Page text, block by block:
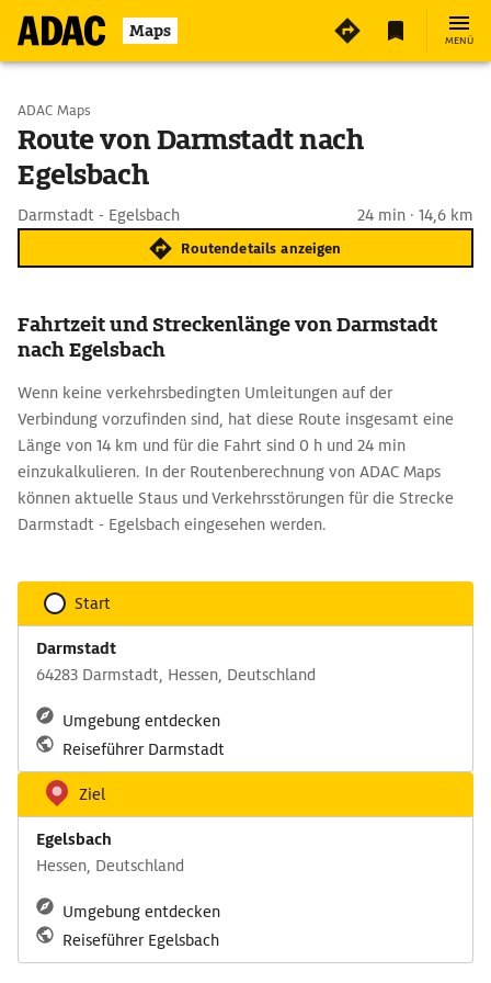
Maps MENÜ
Start wählen
Ziel eingeben
ADAC Maps
Route von Darmstadt nach
Egelsbach
Darmstadt - Egelsbach 24 min · 14,6 km
Routendetails anzeigen
Fahrtzeit und Streckenlänge von Darmstadt
nach Egelsbach
Wenn keine verkehrsbedingten Umleitungen auf der
Verbindung vorzufinden sind, hat diese Route insgesamt eine
Länge von 14 km und für die Fahrt sind 0 h und 24 min
einzukalkulieren. In der Routenberechnung von ADAC Maps
können aktuelle Staus und Verkehrsstörungen für die Strecke
Darmstadt - Egelsbach eingesehen werden.
Start
Darmstadt
64283 Darmstadt, Hessen, Deutschland
Umgebung entdecken
Reiseführer Darmstadt
Ziel
Egelsbach
Hessen, Deutschland
Umgebung entdecken
Reiseführer Egelsbach